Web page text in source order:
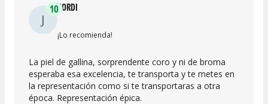
J
10JORDI
¡Lo recomienda!
La piel de gallina, sorprendente coro y ni de broma
esperaba esa excelencia, te transporta y te metes en
la representación como si te transportaras a otra
época. Representación épica.